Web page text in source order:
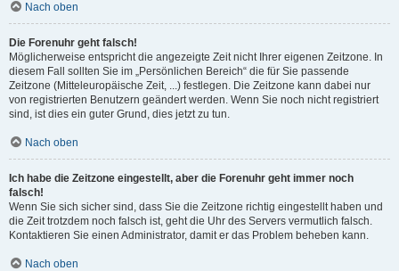
Nach oben
Die Forenuhr geht falsch!
Möglicherweise entspricht die angezeigte Zeit nicht Ihrer eigenen Zeitzone. In
diesem Fall sollten Sie im „Persönlichen Bereich“ die für Sie passende
Zeitzone (Mitteleuropäische Zeit, ...) festlegen. Die Zeitzone kann dabei nur
von registrierten Benutzern geändert werden. Wenn Sie noch nicht registriert
sind, ist dies ein guter Grund, dies jetzt zu tun.
Nach oben
Ich habe die Zeitzone eingestellt, aber die Forenuhr geht immer noch
falsch!
Wenn Sie sich sicher sind, dass Sie die Zeitzone richtig eingestellt haben und
die Zeit trotzdem noch falsch ist, geht die Uhr des Servers vermutlich falsch.
Kontaktieren Sie einen Administrator, damit er das Problem beheben kann.
Nach oben